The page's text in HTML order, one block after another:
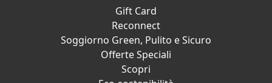
Gift Card
Reconnect
Soggiorno Green, Pulito e Sicuro
Offerte Speciali
Scopri